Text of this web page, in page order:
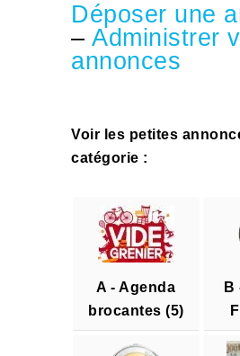
Déposer une
– Administrer
annonces
Voir les petites
catégorie :
A - Agenda
brocantes (5)
B